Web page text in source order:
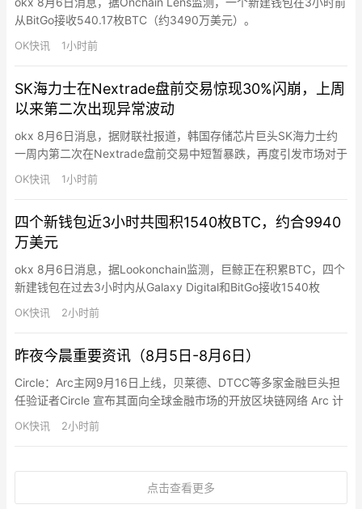
从BitGo接收540.17枚BTC（约3490万美元）。
OK快讯 1小时前
SK海力士在Nextrade盘前交易惊现30%闪崩，上周
以来第二次出现异常波动
okx 8月6日消息，据财联社报道，韩国存储芯片巨头SK海力士约
一周内第二次在Nextrade盘前交易中短暂暴跌，再度引发市场对于
韩国另类交易平台价格剧烈波动的质疑。当地时间周四上午8时，
SK海力士在Nextrade以每股116.8万韩元成交11股，较前日收盘价
收窄至约2%。当天上午在韩国交易所常…
OK快讯 1小时前
四个新钱包近3小时共囤积1540枚BTC，约合9940
万美元
okx 8月6日消息，据Lookonchain监测，巨鲸正在积累BTC，四个
新建钱包在过去3小时内从Galaxy Digital和BitGo接收1540枚
BTC（9940万美元）。
OK快讯 2小时前
昨夜今晨重要资讯（8月5日-8月6日）
Circle：Arc主网9月16日上线，贝莱德、DTCC等多家金融巨头担
任验证者Circle 宣布其面向全球金融市场的开放区块链网络 Arc 计
划于 9 月 16 日正式公链主网上线，目前已在私有主网上运行，并
吸引超过 100 家机构和生态参与方。BlackRock、DTCC（美国存
OK快讯 2小时前
点击查看更多